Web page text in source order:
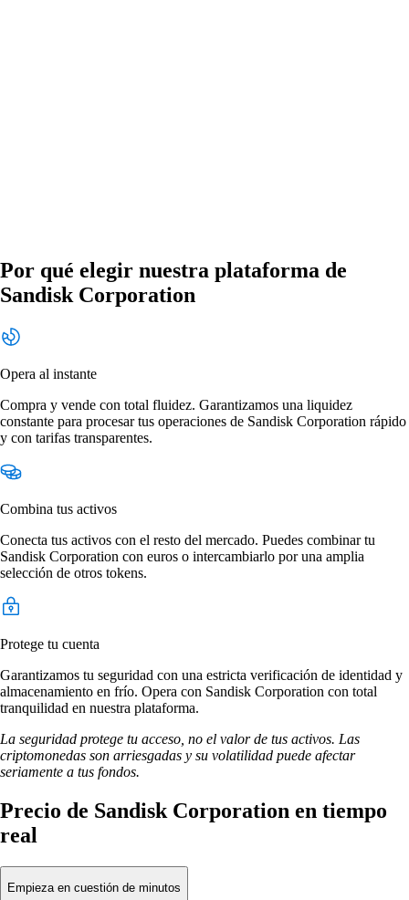
Por qué elegir nuestra plataforma de
Sandisk Corporation
Opera al instante
Compra y vende con total fluidez. Garantizamos una liquidez
constante para procesar tus operaciones de Sandisk Corporation rápido
y con tarifas transparentes.
Combina tus activos
Conecta tus activos con el resto del mercado. Puedes combinar tu
Sandisk Corporation con euros o intercambiarlo por una amplia
selección de otros tokens.
Protege tu cuenta
Garantizamos tu seguridad con una estricta verificación de identidad y
almacenamiento en frío. Opera con Sandisk Corporation con total
tranquilidad en nuestra plataforma.
La seguridad protege tu acceso, no el valor de tus activos. Las
criptomonedas son arriesgadas y su volatilidad puede afectar
seriamente a tus fondos.
Precio de Sandisk Corporation en tiempo
real
Empieza en cuestión de minutos